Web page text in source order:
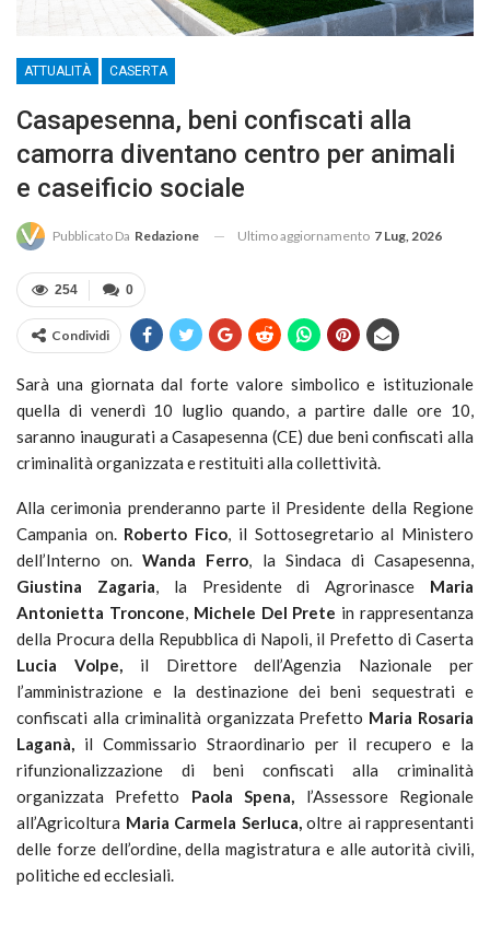
ATTUALITÀ CASERTA
Casapesenna, beni confiscati alla
camorra diventano centro per animali
e caseificio sociale
Pubblicato Da Redazione Ultimo aggiornamento 7 Lug, 2026
0
254
Condividi
Sarà una giornata dal forte valore simbolico e istituzionale
quella di venerdì 10 luglio quando, a partire dalle ore 10,
saranno inaugurati a Casapesenna (CE) due beni confiscati alla
criminalità organizzata e restituiti alla collettività.
Alla cerimonia prenderanno parte il Presidente della Regione
Campania on. Roberto Fico, il Sottosegretario al Ministero
dell’Interno on.Wanda Ferro, la Sindaca di Casapesenna,
Giustina Zagaria, la Presidente di Agrorinasce Maria
Antonietta Troncone, Michele Del Prete in rappresentanza
della Procura della Repubblica di Napoli, il Prefetto di Caserta
Lucia Volpe, il Direttore dell’Agenzia Nazionale per
l’amministrazione e la destinazione dei beni sequestrati e
confiscati alla criminalità organizzata Prefetto Maria Rosaria
Laganà, il Commissario Straordinario per il recupero e la
rifunzionalizzazione di beni confiscati alla criminalità
organizzata Prefetto Paola Spena, l’Assessore Regionale
all’Agricoltura Maria Carmela Serluca, oltre ai rappresentanti
delle forze dell’ordine, della magistratura e alle autorità civili,
politiche ed ecclesiali.